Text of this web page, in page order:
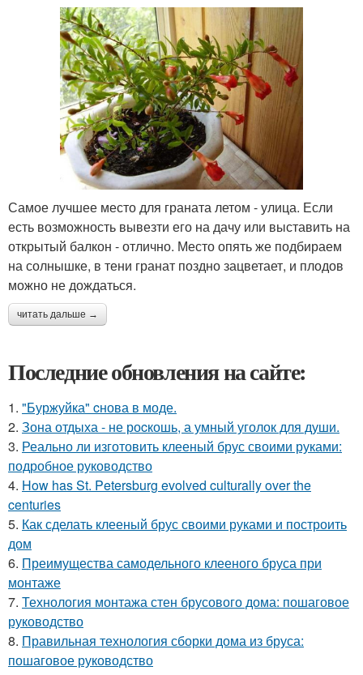
Самое лучшее место для граната летом - улица. Если
есть возможность вывезти его на дачу или выставить на
открытый балкон - отлично. Место опять же подбираем
на солнышке, в тени гранат поздно зацветает, и плодов
можно не дождаться.
читать дальше →
Последние обновления на сайте:
1. "Буржуйка" cнова в моде.
2. Зона отдыха - не роcкошь, а умный уголок для души.
3. Реально ли изготовить клееный брус своими руками:
подробное руководство
4. How has St. Petersburg evolved culturally over the
centuries
5. Как сделать клееный брус своими руками и построить
дом
6. Преимущества самодельного клееного бруса при
монтаже
7. Технология монтажа стен брусового дома: пошаговое
руководство
8. Правильная технология сборки дома из бруса:
пошаговое руководство